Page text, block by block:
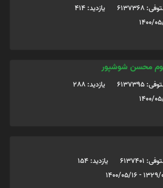
6137368
یازدید: 414
محسن شوشپور
6137395
یازدید: 288
6137401
یازدید: 154
1329/01/01 -